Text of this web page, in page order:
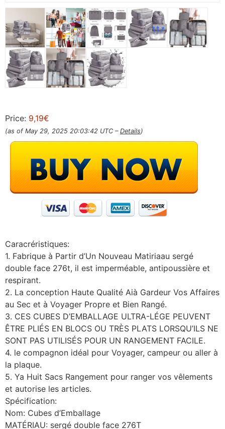
Price: 9,19€
(as of May 29, 2025 20:03:42 UTC – Details)
Caracréristiques:
1. Fabrique à Partir d’Un Nouveau Matiriaau sergé
double face 276t, il est imperméable, antipoussière et
respirant.
2. La conception Haute Qualité Aià Gardeur Vos Affaires
au Sec et à Voyager Propre et Bien Rangé.
3. CES CUBES D’EMBALLAGE ULTRA-LÉGE PEUVENT
ÊTRE PLIÉS EN BLOCS OU TRÈS PLATS LORSQU’ILS NE
SONT PAS UTILISÉS POUR UN RANGEMENT FACILE.
4. le compagnon idéal pour Voyager, campeur ou aller à
la plaque.
5. Ya Huit Sacs Rangement pour ranger vos vêlements
et autorise les articles.
Spécification:
Nom: Cubes d’Emballage
MATÉRIAU: sergé double face 276T